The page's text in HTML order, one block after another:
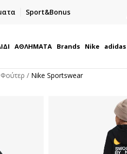
Sport&Bonus
ΜΕ BOX NOW
24/7
ΑΘΛΗΜΑΤΑ Brands Nike adidas
Φούτερ Nike Sportswear